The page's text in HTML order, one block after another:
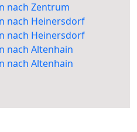
nach Zentrum
nach Heinersdorf
nach Heinersdorf
nach Altenhain
nach Altenhain